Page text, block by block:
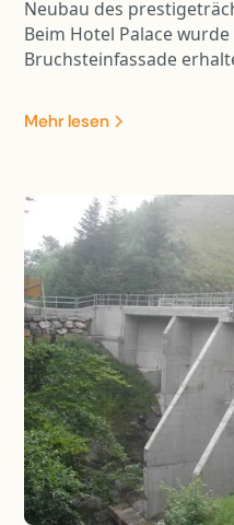
Neubau des
Beim Hotel Palace
Bruchsteinfassade
Zudem wurde das
der steil abfallenden
mit spektakulärer Lage
Fundation des
abfallenden Bergflanke
die Bergstation der
Standseilbahn, ein Kino,
mit sehr grossen
Alpine SPA wurde die
Gebäude umgebaut
waren zahlreiche
und unkonventionelle
erforderlich. Zudem
bestehenden Gebäude
Mehr lesen